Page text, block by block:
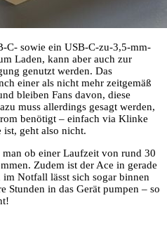
C- sowie ein USB-C-zu-3,5-mm-
Laden, kann aber auch zur
genutzt werden. Das
einer als nicht mehr zeitgemäß
bleiben Fans davon, diese
muss allerdings gesagt werden,
benötigt – einfach via Klinke
geht also nicht.
ob einer Laufzeit von rund 30
Zudem ist der Ace in gerade
Notfall lässt sich sogar binnen
Stunden in das Gerät pumpen – so